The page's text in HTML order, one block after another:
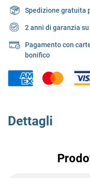
Spedizione gratuita
2 anni di garanzia
Pagamento con
bonifico
Dettagli